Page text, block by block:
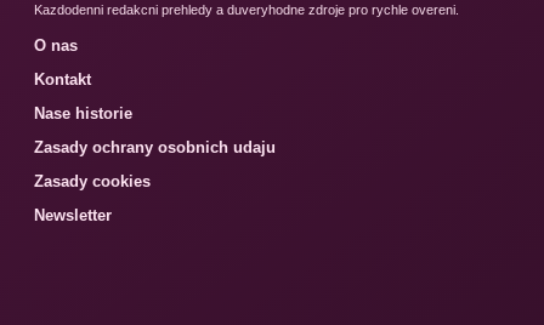
Kazdodenni redakcni prehledy a duveryhodne zdroje pro rychle overeni.
O nas
Kontakt
Nase historie
Zasady ochrany osobnich udaju
Zasady cookies
Newsletter